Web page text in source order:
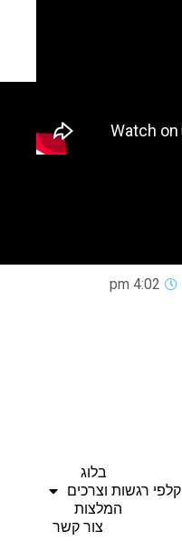
4:02 pm
בלוג
קלפי רגשות וצרכים
המלצות
צור קשר